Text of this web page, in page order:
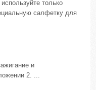
только
салфетку для
и
2. ...